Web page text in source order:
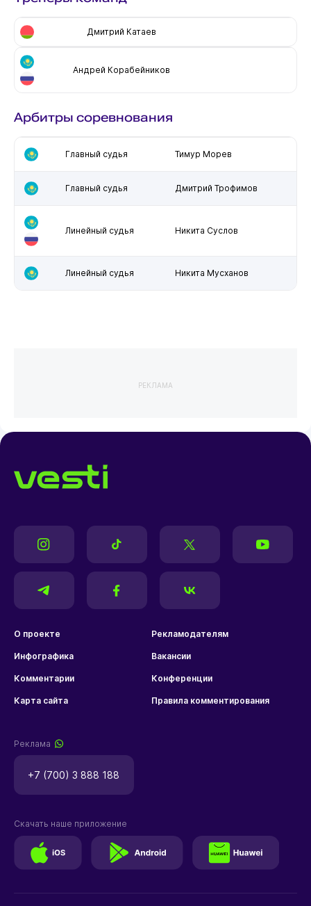
Дмитрий Катаев
Андрей Корабейников
Арбитры соревнования
Главный судья Тимур Морев
Главный судья Дмитрий Трофимов
Линейный судья Никита Суслов
Линейный судья Никита Мусханов
РЕКЛАМА
О проекте Рекламодателям
Инфографика Вакансии
Комментарии Конференции
Карта сайта Правила комментирования
Реклама
+7 (700) 3 888 188
Скачать наше приложение